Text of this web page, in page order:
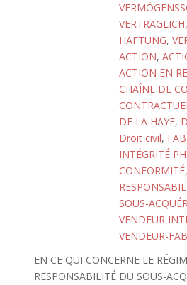
VERTRAGLICH,
HAFTUNG,
ACTION,
ACTION EN
CHAÎNE DE
DE LA HAYE,
Droit civil,
INTÉGRITÉ
CONFORMITÉ,
SOUS-
VENDEUR
VENDEUR-
EN CE QUI CONCERNE LE
RESPONSABILITÉ DU SOUS-